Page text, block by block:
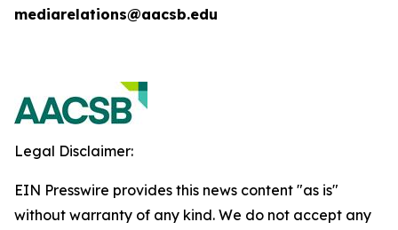
mediarelations@aacsb.edu
Legal Disclaimer:
EIN Presswire provides this news content "as is"
without warranty of any kind. We do not accept any